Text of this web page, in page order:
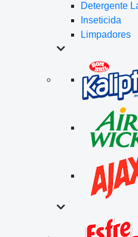
Detergente
Inseticida
Limpadores